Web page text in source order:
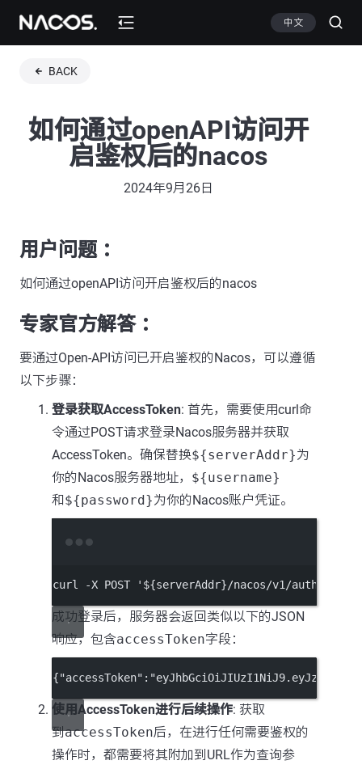
中文
BACK
如何通过openAPI访问开
启鉴权后的nacos
2024年9月26日
用户问题 ：
如何通过openAPI访问开启鉴权后的nacos
专家官方解答 ：
要通过Open-API访问已开启鉴权的Nacos，可以遵循
以下步骤：
登录获取AccessToken: 首先，需要使用curl命
令通过POST请求登录Nacos服务器并获取
AccessToken。确保替换${serverAddr}为
你的Nacos服务器地址， ${username}
和${password}为你的Nacos账户凭证。
curl -X POST '${serverAddr}/nacos/v1/auth/login'
成功登录后，服务器会返回类似以下的JSON
响应，包含accessToken字段：
{"accessToken" :
使用AccessToken进行后续操作: 获取
到accessToken后，在进行任何需要鉴权的
操作时，都需要将其附加到URL作为查询参